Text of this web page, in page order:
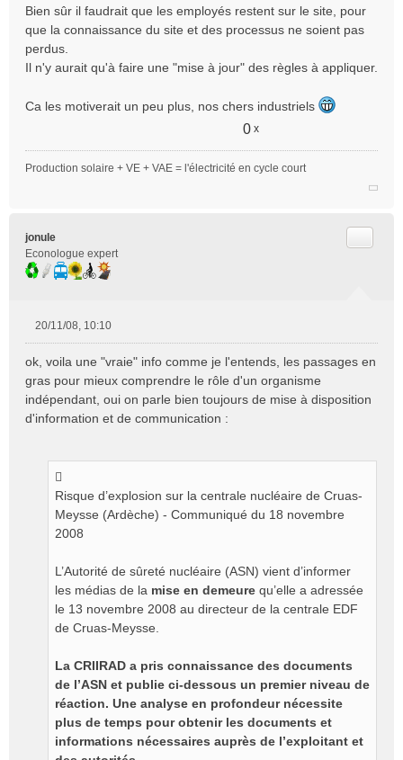
n
l
u
Bien sûr il faudrait que les employés restent sur le site, pour
que la connaissance du site et des processus ne soient pas
perdus.
Il n'y aurait qu'à faire une "mise à jour" des règles à appliquer.
Ca les motiverait un peu plus, nos chers industriels
0 x
Production solaire + VE + VAE = l'électricité en cycle court
jonule
Econologue expert
s
s
a
g
20/11/08, 10:10
ok, voila une "vraie" info comme je l'entends, les passages en
gras pour mieux comprendre le rôle d'un organisme
indépendant, oui on parle bien toujours de mise à disposition
d'information et de communication :
Risque d’explosion sur la centrale nucléaire de Cruas-
Meysse (Ardèche) - Communiqué du 18 novembre
2008
L’Autorité de sûreté nucléaire (ASN) vient d’informer
les médias de la mise en demeure qu’elle a adressée
le 13 novembre 2008 au directeur de la centrale EDF
de Cruas-Meysse.
La CRIIRAD a pris connaissance des documents
de l’ASN et publie ci-dessous un premier niveau de
réaction. Une analyse en profondeur nécessite
plus de temps pour obtenir les documents et
informations nécessaires auprès de l’exploitant et